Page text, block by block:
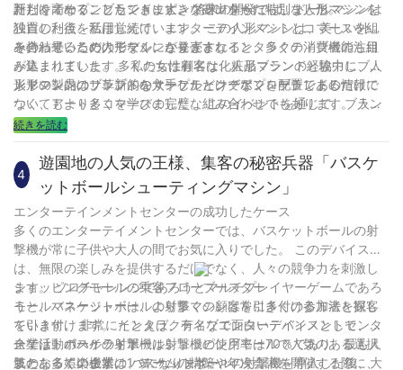
ただけでなく、ブランドに大きな露出をもたらしました。
評判を高めることもできます。 将来の開発では、ドールマシンは
独自の利点を活用し続け、エンターテインメントとコマースを組
み合わせるためのモデルになります。
新しくオープンしたショッピングセンターに特別な人形マシンを
設置した後、私は覚えています。 この人形マシンは、美しい外観
を持っているだけでなく、さまざまなインタラクティブ機能も組
み込まれています。 私たちは有名な化粧品ブランドと協力し、人
形マシン内のブランドのサンプルとクーポンを配置しました。
その結果、この人形マシンが発売されると、多くの消費者の注目
が集まりました。 多くの女性顧客は、人形マシンの経験中にブラ
ンドの製品のサンプルを入手しただけでなく、ブランドの情報に
ついてもより多くを学びました。 このイベントを通じて、ブラン
ドの販売は短期間で大幅な成長を遂げており、その結果、ショッ
人形マシンは、革新的なマーケティングアプローチであるだけで
なく、アートとコマースの完璧な組み合わせでもあります。 人形
マシンを合理的に使用することにより、企業はブランドの認知度
上記の共有がすべての人に貴重な参照を提供できることを願って
います。人形の販売の無限の可能性を一緒に探りましょう！
続きを読む
4
遊園地の人気の王様、集客の秘密兵器「バスケ
ットボールシューティングマシン」
エンターテインメントセンターの成功したケース
多くのエンターテイメントセンターでは、バスケットボールの射
撃機が常に子供や大人の間でお気に入りでした。 このデバイス
は、無限の楽しみを提供するだけでなく、人々の競争力を刺激し
ます。 ソロチャレンジであろうとマルチプレイヤーゲームであろ
うと、バスケットボールの射撃マシンは常に多くの参加者と観客
を引き付けます。 たとえば、有名なエンターテインメントセンタ
ーでは、バスケットボール射撃機の使用率は70％であり、最も人
気のある娯楽機器の1つになります。
ショッピングモールの乗客フローブースター
モールマネージャーは、より多くの顧客を引き付ける方法を探し
ています。 非常にインタラクティブで面白いデバイスとして、バ
スケットボールの射撃機はショッピングモールで人気のある選択
肢となっています。 バスケットボールの射撃機を導入した後、大
企業活動のハイライト
また、多くの企業は、チームの構築や年次会議を開催する際に、